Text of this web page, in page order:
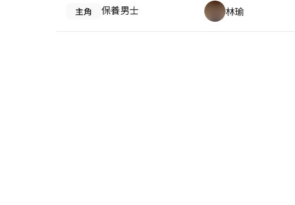
主角 保養男士 林瑜